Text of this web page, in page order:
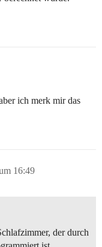
ich merk mir das
16:49
der durch